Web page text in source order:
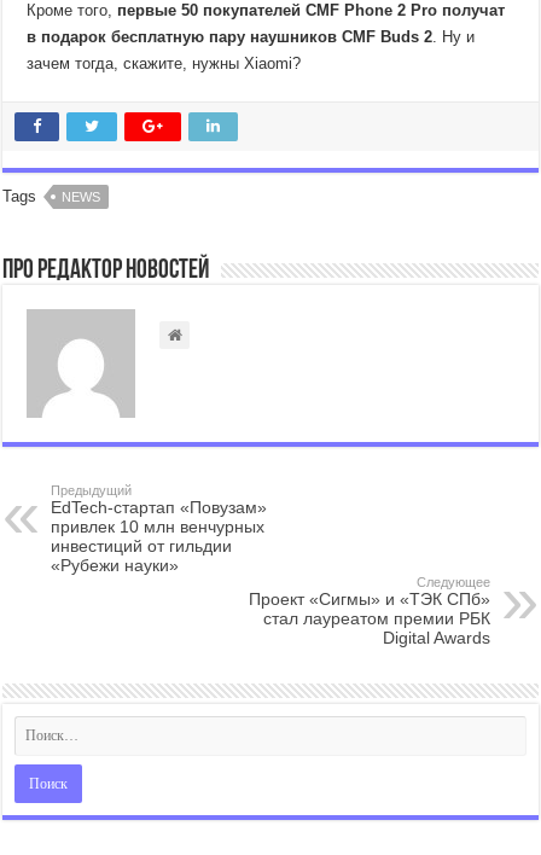
Кроме того, первые 50 покупателей CMF Phone 2 Pro получат
в подарок бесплатную пару наушников CMF Buds 2. Ну и
зачем тогда, скажите, нужны Xiaomi?
Tags NEWS
Про Редактор Новостей
Предыдущий
EdTech-стартап «Повузам»
привлек 10 млн венчурных
инвестиций от гильдии
«Рубежи науки»
Следующее
Проект «Сигмы» и «ТЭК СПб»
стал лауреатом премии РБК
Digital Awards